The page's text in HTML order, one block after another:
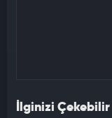
İlginizi Çekebilir